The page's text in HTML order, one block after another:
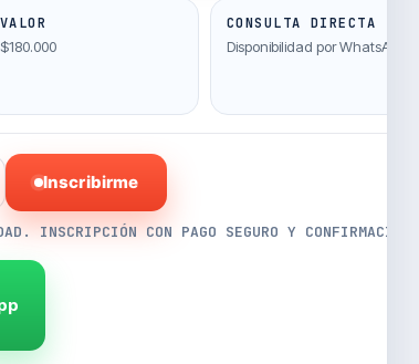
VALOR
$180.000
CONSULTA DIRECTA
Disponibilidad por WhatsApp
Inscribirme
INSCRIPCIÓN CON PAGO SEGURO Y CONFIRMACIÓN